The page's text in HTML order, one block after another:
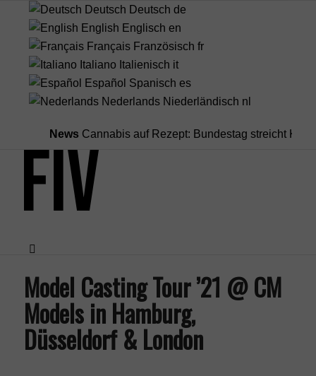
Deutsch Deutsch de
English Englisch en
Français Französisch fr
Italiano Italienisch it
Español Spanisch es
Nederlands Niederländisch nl
News Cannabis auf Rezept: Bundestag streicht
Menü
Model Casting Tour ’21 @ CM
Models in Hamburg,
Düsseldorf & London